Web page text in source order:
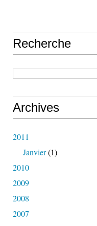
Recherche
Archives
2011
Janvier(1)
2010
2009
2008
2007